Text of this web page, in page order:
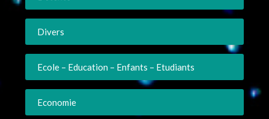
Divers
Ecole – Education – Enfants – Etudiants
Economie